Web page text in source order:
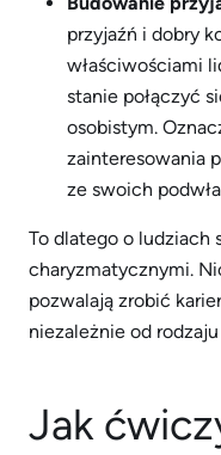
przyjaźń i dobry
właściwościami
stanie połączyć
osobistym.
zainteresowania
ze swoich
To dlatego o ludziach
charyzmatycznymi.
pozwalają zrobić
niezależnie od
Jak